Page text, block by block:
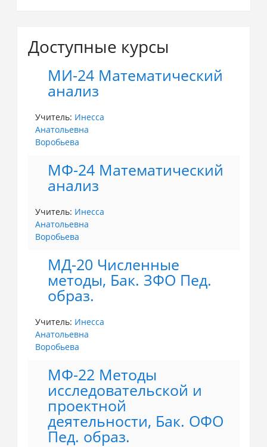
Доступные курсы
МИ-24 Математический
анализ
Учитель: Инесса
Анатольевна
Воробьева
МФ-24 Математический
анализ
Учитель: Инесса
Анатольевна
Воробьева
МД-20 Численные
методы, Бак. ЗФО Пед.
образ.
Учитель: Инесса
Анатольевна
Воробьева
МФ-22 Методы
исследовательской и
проектной
деятельности, Бак. ОФО
Пед. образ.